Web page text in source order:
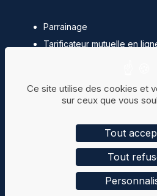
Parrainage
Tarificateur mutuelle en
Magazines santé
Réclamation
Mentions légales
Politique de confidentialité
Espace collaborateur
Ce site utilise des cookies et
sur ceux que vous
Tout
Tout